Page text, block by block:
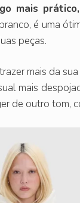
mais
é uma
peças.
mais da
mais
de outro tom,